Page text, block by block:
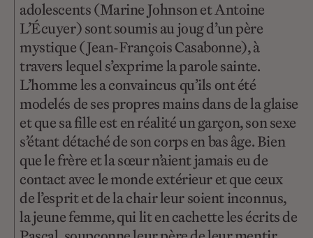
adolescents (Marine Johnson et Antoine
L’Écuyer) sont soumis au joug d’un père
mystique (Jean-François Casabonne), à
travers lequel s’exprime la parole sainte.
L’homme les a convaincus qu’ils ont été
modelés de ses propres mains dans de la glaise
et que sa fille est en réalité un garçon, son sexe
s’étant détaché de son corps en bas âge. Bien
que le frère et la sœur n’aient jamais eu de
contact avec le monde extérieur et que ceux
de l’esprit et de la chair leur soient inconnus,
la jeune femme, qui lit en cachette les écrits de